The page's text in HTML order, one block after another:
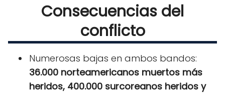
Consecuencias del
conflicto
Numerosas bajas en ambos bandos:
36.000 norteamericanos muertos más
heridos, 400.000 surcoreanos heridos y